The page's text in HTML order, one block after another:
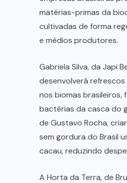
matérias-primas da
cultivadas de forma
e médios produtores.
Gabriela Silva, da Japi
desenvolverá
nos biomas brasileiros,
bactérias da casca do
de Gustavo Rocha,
sem gordura do Brasil
cacau, reduzindo
A Horta da Terra, de